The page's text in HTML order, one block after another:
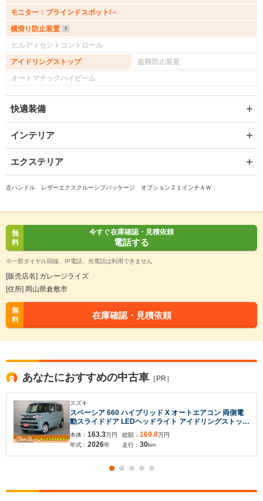
モニター：ブラインドスポット/－
横滑り防止装置
ヒルディセントコントロール
アイドリングストップ
盗難防止装置
オートマチックハイビーム
快適装備
インテリア
エクステリア
左ハンドル レザーエクスクルーシブパッケージ オプション２１インチＡＷ
無
料
今すぐ在庫確認・見積依頼
電話する
※一部ダイヤル回線、IP電話、光電話は利用できません
[販売店名] ガレージライズ
[住所] 岡山県倉敷市
無
料
在庫確認・見積依頼
あなたにおすすめの中古車 ［PR］
スズキ
スペーシア 660 ハイブリッド X オートエアコン 両側電
動スライドドア LEDヘッドライト アイドリングストップ
衝突軽減ブレーキ シートヒーター スマートキー プッシ
ュスタート
本体： 163.3万円
年式： 2026年
総額： 169.8万円
走行： 30km